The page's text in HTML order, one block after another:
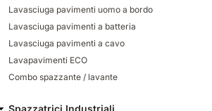
Lavasciuga pavimenti uomo a bordo
Lavasciuga pavimenti a batteria
Lavasciuga pavimenti a cavo
Lavapavimenti ECO
Combo spazzante / lavante
Spazzatrici Industriali